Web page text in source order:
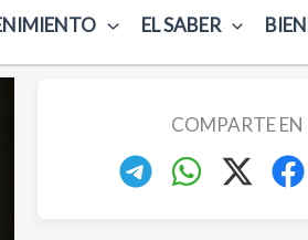
EL SABER
COMPARTE EN